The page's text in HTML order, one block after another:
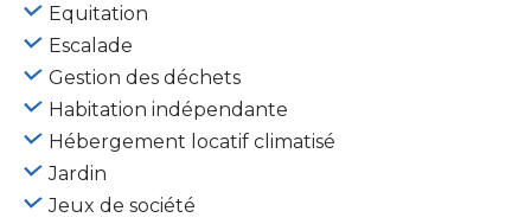
Equitation
Escalade
Gestion des déchets
Habitation indépendante
Hébergement locatif climatisé
Jardin
Jeux de société